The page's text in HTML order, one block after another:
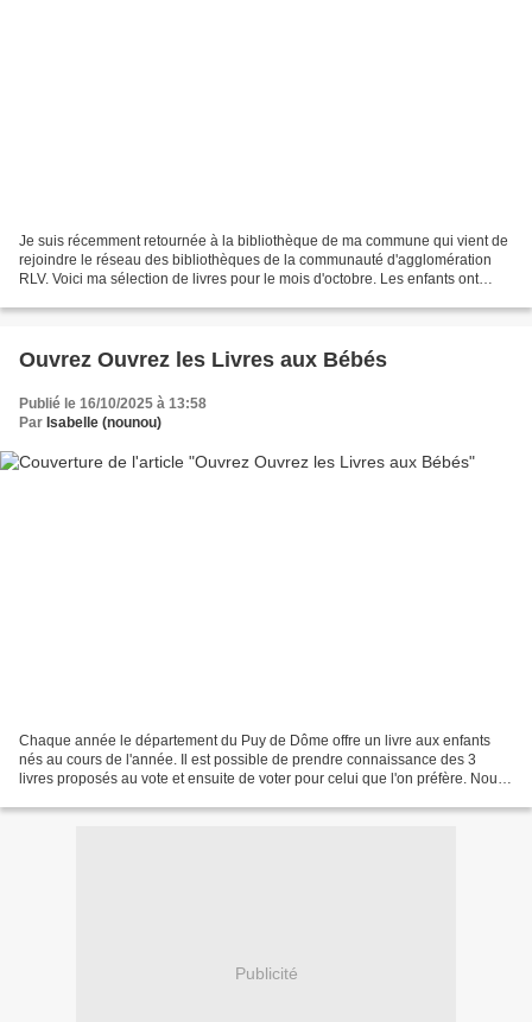
Je suis récemment retournée à la bibliothèque de ma commune qui vient de
rejoindre le réseau des bibliothèques de la communauté d'agglomération
RLV. Voici ma sélection de livres pour le mois d'octobre. Les enfants ont
Ouvrez Ouvrez les Livres aux Bébés
Publié le 16/10/2025 à 13:58
Par Isabelle (nounou)
Chaque année le département du Puy de Dôme offre un livre aux enfants
nés au cours de l'année. Il est possible de prendre connaissance des 3
livres proposés au vote et ensuite de voter pour celui que l'on préfère. Nous
Publicité